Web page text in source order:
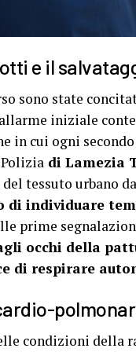
e il
sono state
iniziale
in cui ogni secondo
di Lamezia
del tessuto
di individuare
prime
occhi della
di respirare
condizioni della